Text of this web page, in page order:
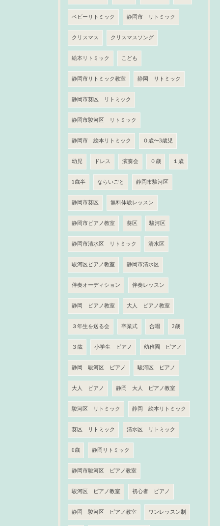
ベビーリトミック 静岡市 リトミック
クリスマス クリスマスソング
絵本リトミック こども
静岡市リトミック教室 静岡 リトミック
静岡市葵区 リトミック
静岡市駿河区 リトミック
静岡市 絵本リトミック ０歳〜3歳児
幼児 ドレス 演奏会 ０歳 １歳
1歳半 ならいごと 静岡市駿河区
静岡市葵区 無料体験レッスン
静岡市ピアノ教室 葵区 駿河区
静岡市清水区 リトミック 清水区
駿河区ピアノ教室 静岡市清水区
伴奏オーディション 伴奏レッスン
静岡 ピアノ教室 大人 ピアノ教室
３年生を送る会 卒業式 合唱 2歳
３歳 小学生 ピアノ 幼稚園 ピアノ
静岡 駿河区 ピアノ 駿河区 ピアノ
大人 ピアノ 静岡 大人 ピアノ教室
駿河区 リトミック 静岡 絵本リトミック
葵区 リトミック 清水区 リトミック
0歳 静岡リトミック
静岡市駿河区 ピアノ教室
駿河区 ピアノ教室 初心者 ピアノ
静岡 駿河区 ピアノ教室 ワンレッスン制